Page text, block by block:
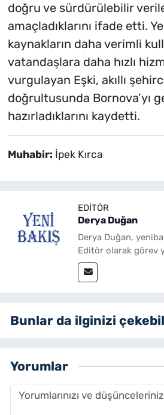
doğru ve sürdürülebilir
amaçladıklarını ifade etti.
kaynakların daha verimli
vatandaşlara daha hızlı
vurgulayan Eşki, akıllı
doğrultusunda Bornova’yı
hazırladıklarını kaydetti.
Muhabir: İpek Kırca
EDITÖR
Derya Duğan
Derya Duğan,
Editör olarak görev
Bunlar da ilginizi
Yorumlar